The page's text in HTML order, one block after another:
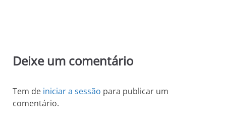
Deixe um comentário
Tem de iniciar a sessão para publicar um
comentário.